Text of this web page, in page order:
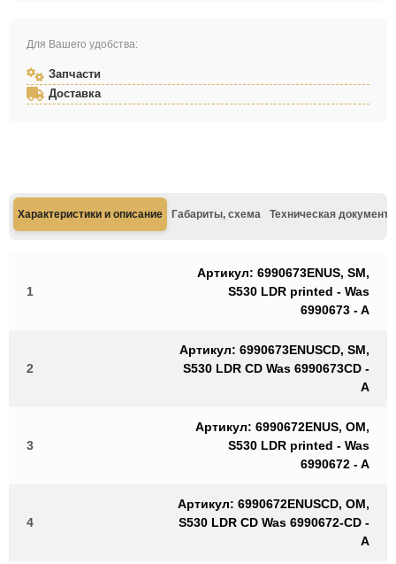
Для Вашего удобства:
Запчасти
Доставка
Характеристики и описание Габариты, схема Техническая
1
Артикул: 6990673ENUS, SM,
S530 LDR printed - Was
6990673 - A
2
Артикул: 6990673ENUSCD, SM,
S530 LDR CD Was 6990673CD -
A
3
Артикул: 6990672ENUS, OM,
S530 LDR printed - Was
6990672 - A
4
Артикул: 6990672ENUSCD, OM,
S530 LDR CD Was 6990672-CD -
A